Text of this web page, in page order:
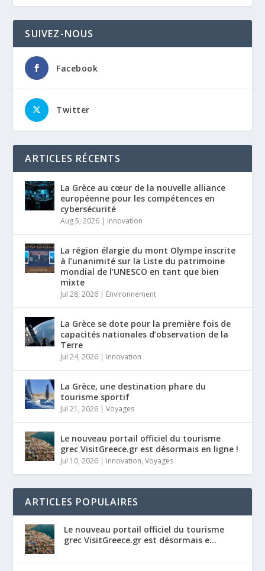
SUIVEZ-NOUS
Facebook
Twitter
ARTICLES RÉCENTS
La Grèce au cœur de la nouvelle alliance
européenne pour les compétences en
cybersécurité
Aug 5, 2026 | Innovation
La région élargie du mont Olympe inscrite
à l’unanimité sur la Liste du patrimoine
mondial de l’UNESCO en tant que bien
mixte
Jul 28, 2026 | Environnement
La Grèce se dote pour la première fois de
capacités nationales d’observation de la
Terre
Jul 24, 2026 | Innovation
La Grèce, une destination phare du
tourisme sportif
Jul 21, 2026 |Voyages
Le nouveau portail officiel du tourisme
grec VisitGreece.gr est désormais en ligne !
Jul 10, 2026 | Innovation,Voyages
ARTICLES POPULAIRES
Le nouveau portail officiel du tourisme
grec VisitGreece.gr est désormais e...